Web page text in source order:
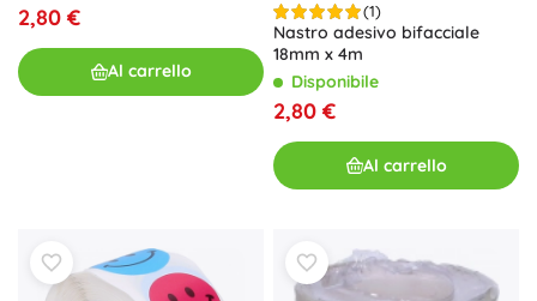
2,80 €
Al carrello
(1)
Nastro adesivo bifacciale
18mm x 4m
Disponibile
2,80 €
Al carrello